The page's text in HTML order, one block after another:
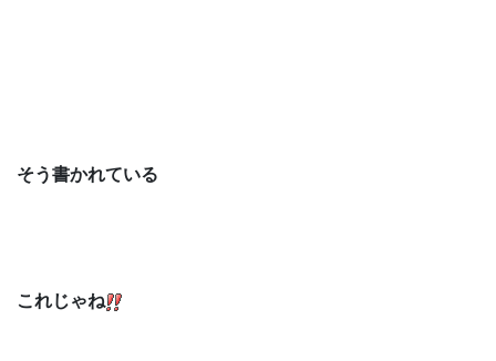
そう書かれている
これじゃね